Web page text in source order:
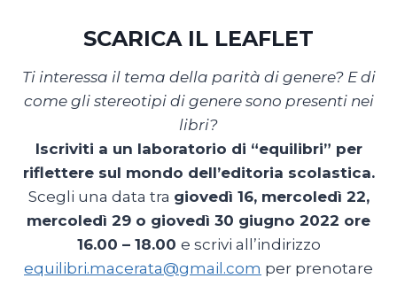
SCARICA IL LEAFLET
Ti interessa il tema della parità di genere? E di
come gli stereotipi di genere sono presenti nei
libri?
Iscriviti a un laboratorio di “equilibri” per
riflettere sul mondo dell’editoria scolastica.
Scegli una data tra giovedì 16, mercoledì 22,
mercoledì 29 o giovedì 30 giugno 2022 ore
16.00 – 18.00 e scrivi all’indirizzo
equilibri.macerata@gmail.com per prenotare